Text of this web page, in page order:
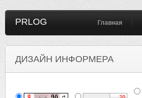
PRLOG Главная
ДИЗАЙН ИНФОРМЕРА